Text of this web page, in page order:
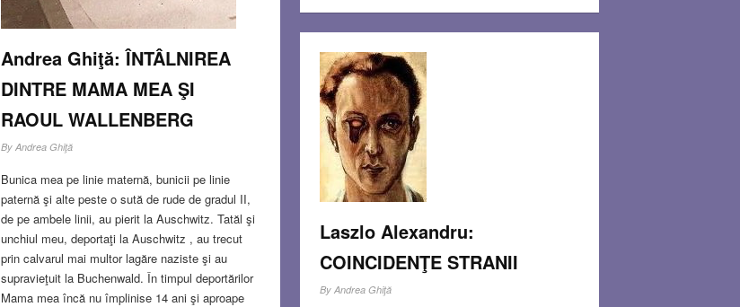
Andrea Ghiţă: ÎNTÂLNIREA
DINTRE MAMA MEA ŞI
RAOUL WALLENBERG
By Andrea Ghiţă
Bunica mea pe linie maternă, bunicii pe linie
paternă şi alte peste o sută de rude de gradul II,
de pe ambele linii, au pierit la Auschwitz. Tatăl şi
unchiul meu, deportaţi la Auschwitz , au trecut
prin calvarul mai multor lagăre naziste şi au
supravieţuit la Buchenwald. În timpul deportărilor
Mama mea încă nu împlinise 14 ani şi aproape
Laszlo Alexandru:
COINCIDENŢE STRANII
By Andrea Ghiţă